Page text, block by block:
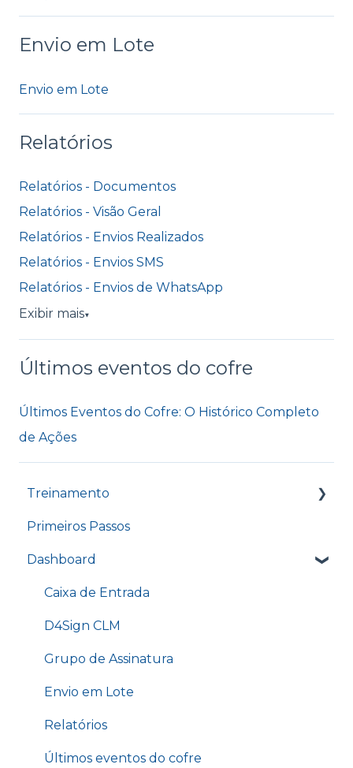
Envio em Lote
Envio em Lote
Relatórios
Relatórios - Documentos
Relatórios - Visão Geral
Relatórios - Envios Realizados
Relatórios - Envios SMS
Relatórios - Envios de WhatsApp
Exibir mais▼
Últimos eventos do cofre
Últimos Eventos do Cofre: O Histórico Completo
de Ações
Treinamento
Treinamento - Conhecendo o nosso
para assinatura
Treinamento - Opções do cofre
Treinamento - Pontos de autenticação
Treinamento - D4Sign.AI
Treinamento - Menu Relatórios
Treinamento - Template Word e Banco de
Primeiros Passos
Dashboard
Caixa de Entrada
D4Sign CLM
Grupo de Assinatura
Envio em Lote
Relatórios
Últimos eventos do cofre